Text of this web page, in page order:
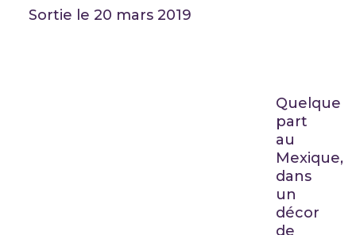
Sortie le 20 mars 2019
Quelque
part
au
Mexique,
dans
un
décor
de